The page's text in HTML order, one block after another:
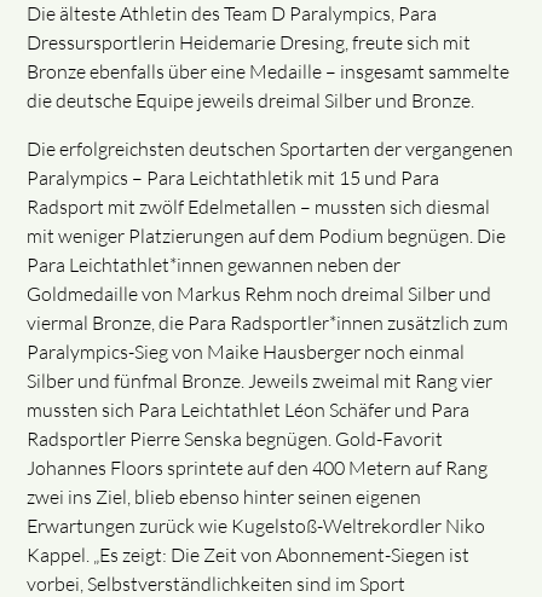
Die älteste Athletin des Team D Paralympics, Para
Dressursportlerin Heidemarie Dresing, freute sich mit
Bronze ebenfalls über eine Medaille – insgesamt sammelte
die deutsche Equipe jeweils dreimal Silber und Bronze.
Die erfolgreichsten deutschen Sportarten der vergangenen
Paralympics – Para Leichtathletik mit 15 und Para
Radsport mit zwölf Edelmetallen – mussten sich diesmal
mit weniger Platzierungen auf dem Podium begnügen. Die
Para Leichtathlet*innen gewannen neben der
Goldmedaille von Markus Rehm noch dreimal Silber und
viermal Bronze, die Para Radsportler*innen zusätzlich zum
Paralympics-Sieg von Maike Hausberger noch einmal
Silber und fünfmal Bronze. Jeweils zweimal mit Rang vier
mussten sich Para Leichtathlet Léon Schäfer und Para
Radsportler Pierre Senska begnügen. Gold-Favorit
Johannes Floors sprintete auf den 400 Metern auf Rang
zwei ins Ziel, blieb ebenso hinter seinen eigenen
Erwartungen zurück wie Kugelstoß-Weltrekordler Niko
Kappel. „Es zeigt: Die Zeit von Abonnement-Siegen ist
vorbei, Selbstverständlichkeiten sind im Sport